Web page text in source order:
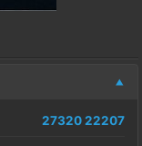
27320 22207